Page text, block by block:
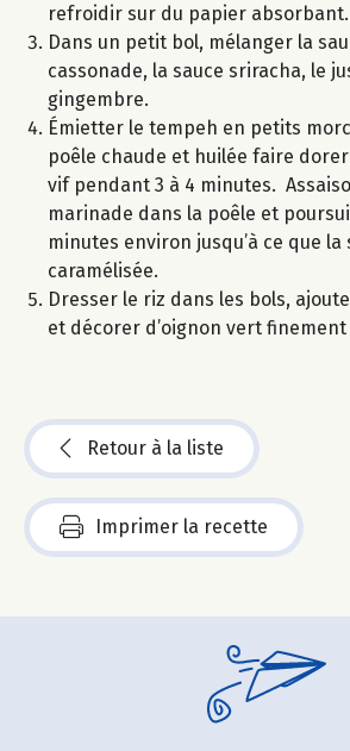
refroidir sur du papier absorbant.
Dans un petit bol, mélanger la
cassonade, la sauce sriracha, le
gingembre.
Émietter le tempeh en petits
poêle chaude et huilée faire
vif pendant 3 à 4 minutes.
marinade dans la poêle et
minutes environ jusqu’à ce que la
caramélisée.
Dresser le riz dans les bols,
et décorer d’oignon vert finement
Retour à la liste
Imprimer la recette